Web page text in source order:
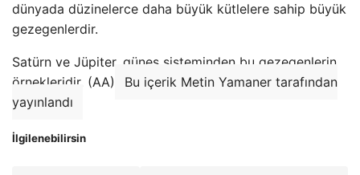
dünyada düzinelerce daha büyük kütlelere sahip büyük
gezegenlerdir.
Satürn ve Jüpiter, güneş sisteminden bu gezegenlerin
örnekleridir. (AA)
Bu içerik Metin Yamaner tarafından
yayınlandı
İlgilenebilirsin